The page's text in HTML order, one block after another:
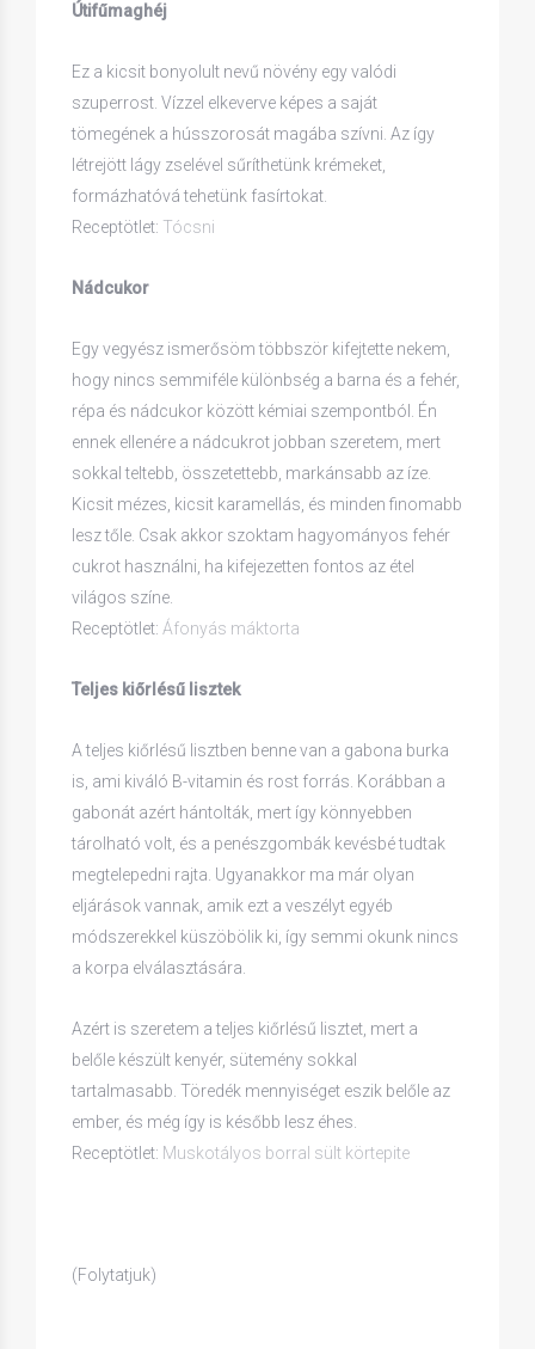
Útifűmaghéj
Ez a kicsit bonyolult nevű növény egy valódi
szuperrost. Vízzel elkeverve képes a saját
tömegének a hússzorosát magába szívni. Az így
létrejött lágy zselével sűríthetünk krémeket,
formázhatóvá tehetünk fasírtokat.
Receptötlet: Tócsni
Nádcukor
Egy vegyész ismerősöm többször kifejtette nekem,
hogy nincs semmiféle különbség a barna és a fehér,
répa és nádcukor között kémiai szempontból. Én
ennek ellenére a nádcukrot jobban szeretem, mert
sokkal teltebb, összetettebb, markánsabb az íze.
Kicsit mézes, kicsit karamellás, és minden finomabb
lesz tőle. Csak akkor szoktam hagyományos fehér
cukrot használni, ha kifejezetten fontos az étel
világos színe.
Receptötlet: Áfonyás máktorta
Teljes kiőrlésű lisztek
A teljes kiőrlésű lisztben benne van a gabona burka
is, ami kiváló B-vitamin és rost forrás. Korábban a
gabonát azért hántolták, mert így könnyebben
tárolható volt, és a penészgombák kevésbé tudtak
megtelepedni rajta. Ugyanakkor ma már olyan
eljárások vannak, amik ezt a veszélyt egyéb
módszerekkel küszöbölik ki, így semmi okunk nincs
a korpa elválasztására.
Azért is szeretem a teljes kiőrlésű lisztet, mert a
belőle készült kenyér, sütemény sokkal
tartalmasabb. Töredék mennyiséget eszik belőle az
ember, és még így is később lesz éhes.
Receptötlet: Muskotályos borral sült körtepite
(Folytatjuk)